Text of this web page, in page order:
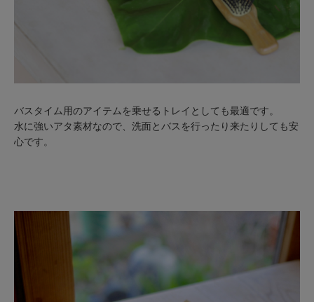
バスタイム用のアイテムを乗せるトレイとしても最適です。
水に強いアタ素材なので、洗面とバスを行ったり来たりしても安
心です。